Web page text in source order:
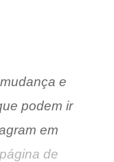
e
podem ir
em
página de